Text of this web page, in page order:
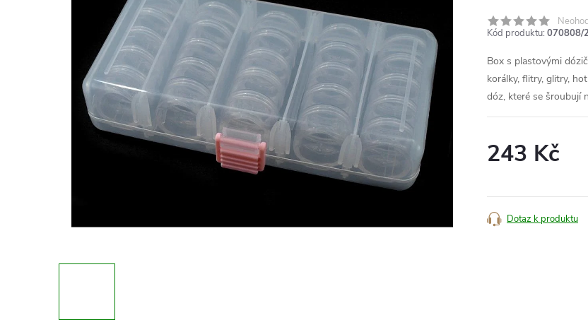
Kód produktu: 070808/
Box s plastovými
korálky, flitry, glitry,
dóz, které se šroubují
243 Kč
Dotaz k produktu